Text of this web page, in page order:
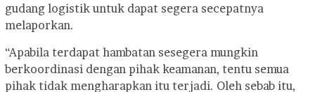
gudang logistik untuk dapat segera secepatnya
melaporkan.
“Apabila terdapat hambatan sesegera mungkin
berkoordinasi dengan pihak keamanan, tentu semua
pihak tidak mengharapkan itu terjadi. Oleh sebab itu,